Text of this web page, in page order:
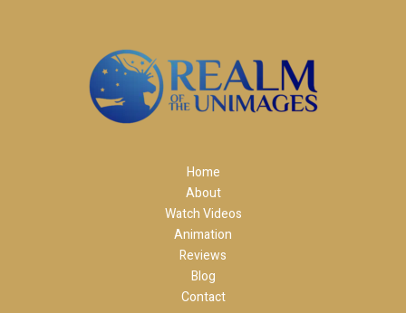
Home
About
Watch Videos
Animation
Reviews
Blog
Contact